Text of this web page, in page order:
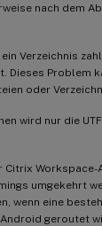
nach dem
Verzeichnis
Dieses Problem
oder
wird nur die
Citrix
umgekehrt
wenn eine
geroutet